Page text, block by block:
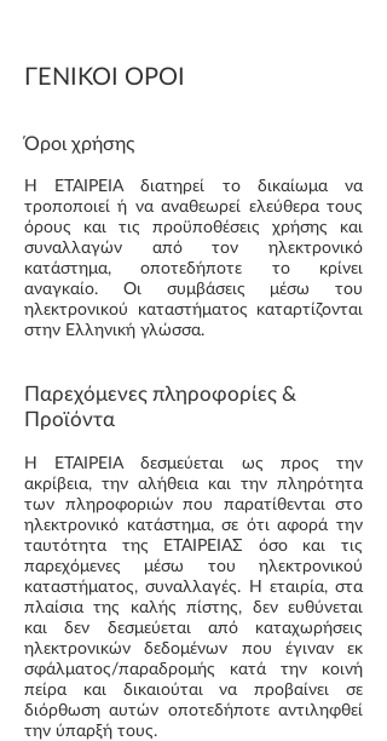
ΓΕΝΙΚΟΙ ΟΡΟΙ
Όροι χρήσης
Η ΕΤΑΙΡΕΙΑ διατηρεί το δικαίωμα να
τροποποιεί ή να αναθεωρεί ελεύθερα τoυς
όρους και τις προϋποθέσεις χρήσης και
συναλλαγών από τον ηλεκτρονικό
κατάστημα, οποτεδήποτε το κρίνει
αναγκαίο. Οι συμβάσεις μέσω του
ηλεκτρονικού καταστήματος καταρτίζονται
στην Ελληνική γλώσσα.
Παρεχόμενες πληροφορίες &
Προϊόντα
H ΕΤΑΙΡΕΙΑ δεσμεύεται ως προς την
ακρίβεια, την αλήθεια και την πληρότητα
των πληροφοριών που παρατίθενται στο
ηλεκτρονικό κατάστημα, σε ότι αφορά την
ταυτότητα της ΕΤΑΙΡΕΙΑΣ όσο και τις
παρεχόμενες μέσω του ηλεκτρονικού
καταστήματος, συναλλαγές. Η εταιρία, στα
πλαίσια της καλής πίστης, δεν ευθύνεται
και δεν δεσμεύεται από καταχωρήσεις
ηλεκτρονικών δεδομένων που έγιναν εκ
σφάλματος/παραδρομής κατά την κοινή
πείρα και δικαιούται να προβαίνει σε
διόρθωση αυτών οποτεδήποτε αντιληφθεί
την ύπαρξή τους.